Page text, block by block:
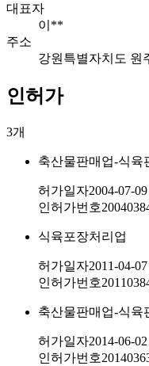
대표자
이**
주소
강원특별자치도 원
인허가
3개
축산물판매업-식육
허가일자2004-07-09
인허가번호
식육포장처리업
허가일자2011-04-07
인허가번호
축산물판매업-식육
허가일자2014-06-02
인허가번호